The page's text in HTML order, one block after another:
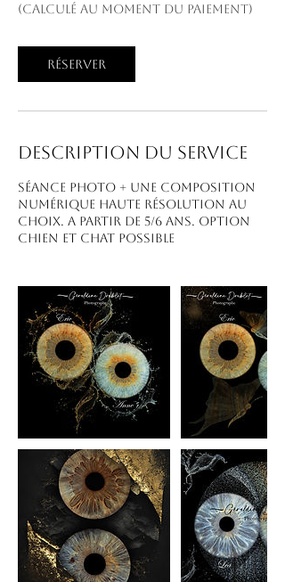
(Calculé au moment du paiement)
Réserver
Description du service
Séance photo + une composition
numérique haute résolution au
choix. A partir de 5/6 ans. Option
chien et chat possible